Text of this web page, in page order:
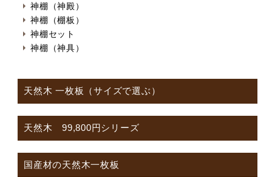
神棚（神殿）
神棚（棚板）
神棚セット
神棚（神具）
天然木 一枚板（サイズで選ぶ）
天然木 99,800円シリーズ
国産材の天然木一枚板